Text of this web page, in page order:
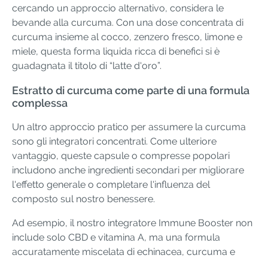
cercando un approccio alternativo, considera le
bevande alla curcuma. Con una dose concentrata di
curcuma insieme al cocco, zenzero fresco, limone e
miele, questa forma liquida ricca di benefici si è
guadagnata il titolo di “latte d'oro”.
Estratto di curcuma come parte di una formula
complessa
Un altro approccio pratico per assumere la curcuma
sono gli integratori concentrati. Come ulteriore
vantaggio, queste capsule o compresse popolari
includono anche ingredienti secondari per migliorare
l'effetto generale o completare l'influenza del
composto sul nostro benessere.
Ad esempio, il nostro integratore Immune Booster non
include solo CBD e vitamina A, ma una formula
accuratamente miscelata di echinacea, curcuma e